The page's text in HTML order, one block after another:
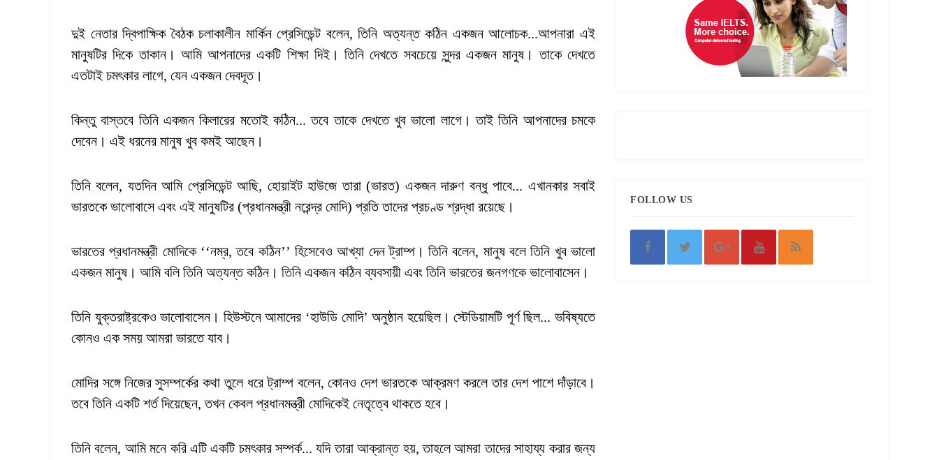
দুই নেতার দ্বিপাক্ষিক বৈঠক চলাকালীন মার্কিন প্রেসিডেন্ট বলেন, তিনি অত্যন্ত কঠিন একজন আলোচক...আপনারা এই
মানুষটির দিকে তাকান। আমি আপনাদের একটি শিক্ষা দিই। তিনি দেখতে সবচেয়ে সুন্দর একজন মানুষ। তাকে দেখতে
এতটাই চমৎকার লাগে, যেন একজন দেবদূত।
কিন্তু বাস্তবে তিনি একজন কিলারের মতোই কঠিন... তবে তাকে দেখতে খুব ভালো লাগে। তাই তিনি আপনাদের চমকে
দেবেন। এই ধরনের মানুষ খুব কমই আছেন।
তিনি বলেন, যতদিন আমি প্রেসিডেন্ট আছি, হোয়াইট হাউজে তারা (ভারত) একজন দারুণ বন্ধু পাবে... এখানকার সবাই
ভারতকে ভালোবাসে এবং এই মানুষটির (প্রধানমন্ত্রী নরেন্দ্র মোদি) প্রতি তাদের প্রচণ্ড শ্রদ্ধা রয়েছে।
ভারতের প্রধানমন্ত্রী মোদিকে ‘‘নম্র, তবে কঠিন’’ হিসেবেও আখ্যা দেন ট্রাম্প। তিনি বলেন, মানুষ বলে তিনি খুব ভালো
একজন মানুষ। আমি বলি তিনি অত্যন্ত কঠিন। তিনি একজন কঠিন ব্যবসায়ী এবং তিনি ভারতের জনগণকে ভালোবাসেন।
তিনি যুক্তরাষ্ট্রকেও ভালোবাসেন। হিউস্টনে আমাদের ‘হাউডি মোদি’ অনুষ্ঠান হয়েছিল। স্টেডিয়ামটি পূর্ণ ছিল... ভবিষ্যতে
কোনও এক সময় আমরা ভারতে যাব।
মোদির সঙ্গে নিজের সুসম্পর্কের কথা তুলে ধরে ট্রাম্প বলেন, কোনও দেশ ভারতকে আক্রমণ করলে তার দেশ পাশে দাঁড়াবে।
তবে তিনি একটি শর্ত দিয়েছেন, তখন কেবল প্রধানমন্ত্রী মোদিকেই নেতৃত্বে থাকতে হবে।
তিনি বলেন, আমি মনে করি এটি একটি চমৎকার সম্পর্ক... যদি তারা আক্রান্ত হয়, তাহলে আমরা তাদের সাহায্য করার জন্য
FOLLOW US